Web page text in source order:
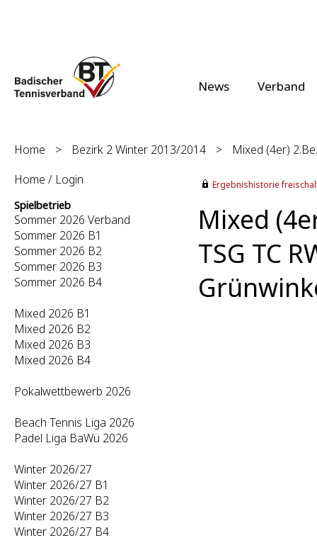
News Verband
Home > Bezirk 2 Winter 2013/2014 >
Mixed (4er)
Home / Login
Spielbetrieb
Sommer 2026 Verband
Sommer 2026 B1
Sommer 2026 B2
Sommer 2026 B3
Sommer 2026 B4
Mixed 2026 B1
Mixed 2026 B2
Mixed 2026 B3
Mixed 2026 B4
Pokalwettbewerb 2026
Beach Tennis Liga 2026
Padel Liga BaWü 2026
Winter 2026/27
Winter 2026/27 B1
Winter 2026/27 B2
Winter 2026/27 B3
Winter 2026/27 B4
Ergebnishistorie
Mixed
TSG TC